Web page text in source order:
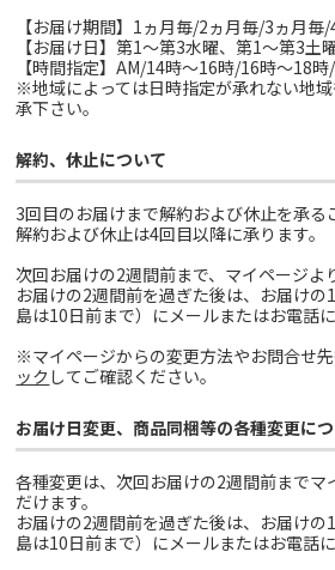
【お届け期間】1ヵ月毎/2ヵ月毎/3ヵ月毎
【お届け日】第1～第3水曜、第1～第3土
【時間指定】AM/14時～16時/16時～18
※地域によっては日時指定が承れない地
承下さい。
解約、休止について
3回目のお届けまで解約および休止を承る
解約および休止は4回目以降に承ります。
次回お届けの2週間前まで、マイページよ
お届けの2週間前を過ぎた後は、お届け
島は10日前まで）にメールまたはお電話
※マイページからの変更方法やお問合せ
ック してご確認ください。
お届け日変更、商品同梱等の各種変更に
各種変更は、次回お届けの2週間前までマ
だけます。
お届けの2週間前を過ぎた後は、お届け
島は10日前まで）にメールまたはお電話